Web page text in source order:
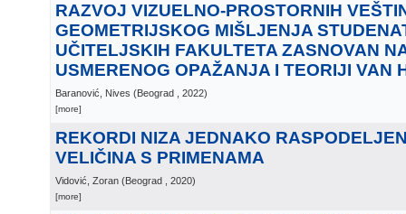
RAZVOJ VIZUELNO-PROSTORNIH
GEOMETRIJSKOG MIŠLJENJA
UČITELJSKIH FAKULTETA ZASNOVAN
USMERENOG OPAŽANJA I TEORIJI VAN
Baranović, Nives (Beograd , 2022)
[more]
REKORDI NIZA JEDNAKO
VELIČINA S PRIMENAMA
Vidović, Zoran (Beograd , 2020)
[more]